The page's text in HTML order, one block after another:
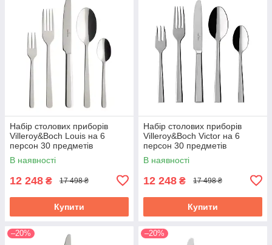
Набір столових приборів
Villeroy&Boch Louis на 6
персон 30 предметів
1264089057
В наявності
12 248 ₴ 17 498 ₴
Купити
Набір столових приборів
Villeroy&Boch Victor на 6
персон 30 предметів
1263509057
В наявності
12 248 ₴ 17 498 ₴
Купити
–20% –20%